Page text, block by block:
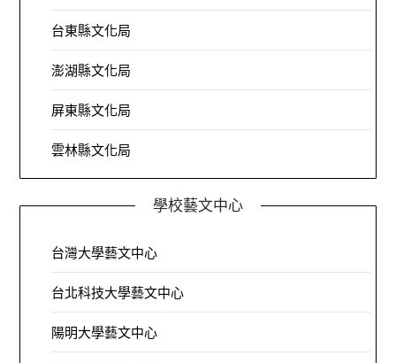
台東縣文化局
澎湖縣文化局
屏東縣文化局
雲林縣文化局
學校藝文中心
台灣大學藝文中心
台北科技大學藝文中心
陽明大學藝文中心